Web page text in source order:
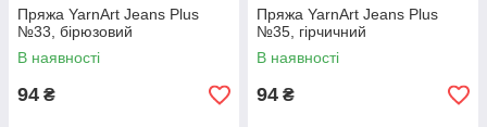
Пряжа YarnArt Jeans Plus
№33, бірюзовий
В наявності
94 ₴
Пряжа YarnArt Jeans Plus
№35, гірчичний
В наявності
94 ₴